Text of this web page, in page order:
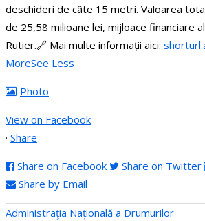
deschideri de câte 15 metri. Valoarea
de 25,58 milioane lei, mijloace financiare
Rutier.🔗 Mai multe informații aici:
MoreSee Less
Photo
View on Facebook
· Share
Share on Facebook Share on Twitter
Share by Email
Administraţia Națională a Drumurilor